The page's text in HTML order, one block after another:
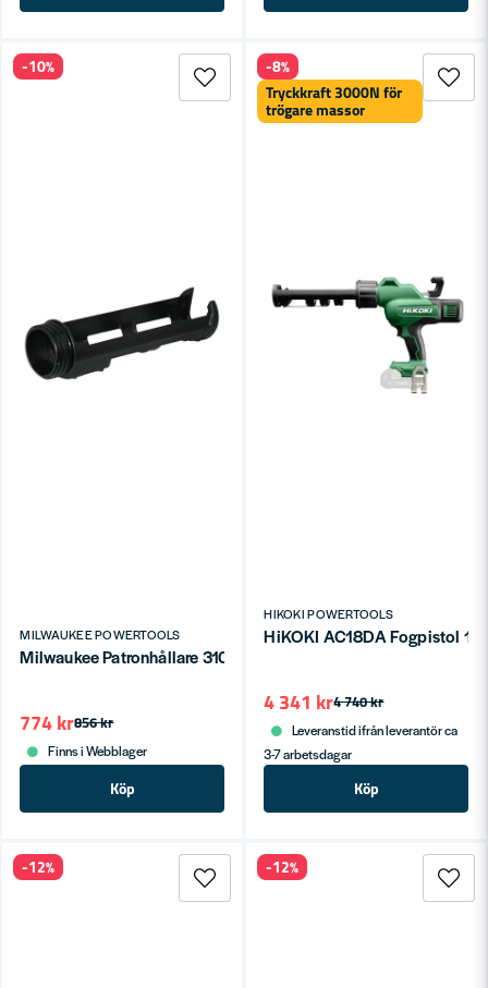
MILWAUKEE POWERTOOLS
Milwaukee Patronhållare 310ml till Milwaukee 18V
856 kr
774 kr
Finns i Webblager
Köp
-10%
HIKOKI POWERTOOLS
HiKOKI AC18DA Fogpistol
4 740 kr
4 341 kr
Leveranstid ifrån leverantör ca
3-7 arbetsdagar
Köp
-8%
Tryckkraft 3000N för
trögare massor
-12% -12%